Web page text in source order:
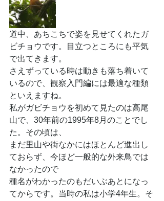
道中、あちこちで姿を見せてくれたガ
ビチョウです。目立つところにも平気
で出てきます。
さえずっている時は動きも落ち着いて
いるので、観察入門編には最適な種類
といえますね。
私がガビチョウを初めて見たのは高尾
山で、30年前の1995年8月のことでし
た。その頃は、
まだ里山や街なかにはほとんど進出し
ておらず、今ほど一般的な外来鳥では
なかったので
種名がわかったのもだいぶあとになっ
てからです。当時の私は小学4年生。そ